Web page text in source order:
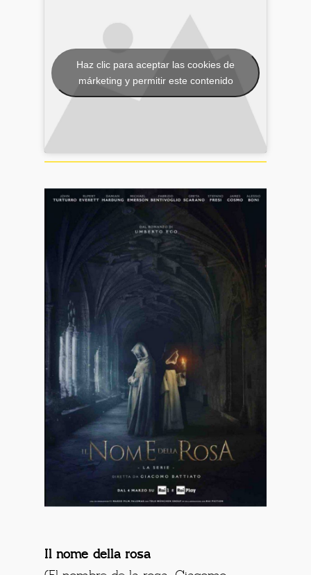
Haz clic para aceptar las cookies de
márketing y permitir este contenido
Il nome della rosa